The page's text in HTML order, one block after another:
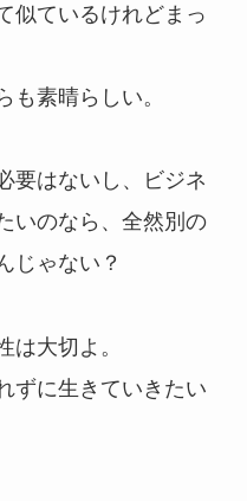
似ているけれどまっ
も素晴らしい。
要はないし、ビジネ
いのなら、全然別の
じゃない？
は大切よ。
ずに生きていきたい